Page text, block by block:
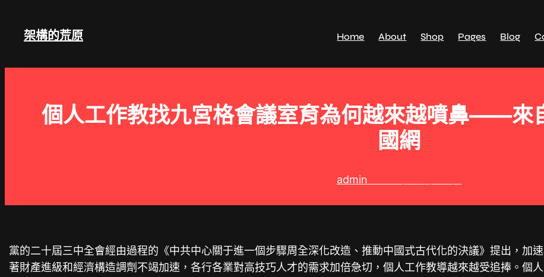
架構的荒原 Home About Shop Pages Blog
個人工作教找九宮格會議室育為何越來越噴鼻——來
國網
admin
黨的二十屆三中全會經由過程的《中共中心關于進一個步驟周全深化改造、推動中國式古代化的決議》提出，加
著財產進級和經濟構造調劑不竭加速，各行各業對高技巧人才的需求加倍急切，個人工作教導越來越受追捧。個